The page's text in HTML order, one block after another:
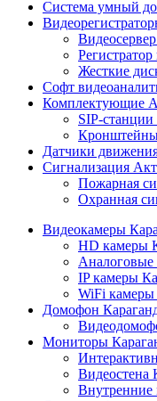
Система умный
Жесткие
Софт
Комплектующие
SIP-
Датчики
Сигнализация
Пожарная
Охранная
Видеокамеры
HD камеры
Аналоговые
IP камеры
WiFi камеры
Домофон
Мониторы
Видеостена
Внутренние